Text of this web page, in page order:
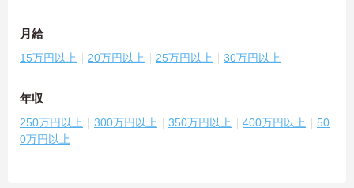
月給
15万円以上 20万円以上 25万円以上 30万円以上
年収
250万円以上 300万円以上 350万円以上 400万円以上
50
0万円以上